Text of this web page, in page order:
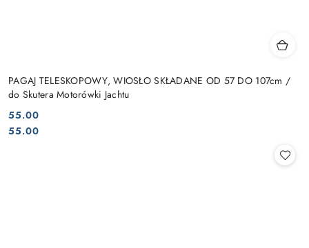
PAGAJ TELESKOPOWY, WIOSŁO SKŁADANE OD 57 DO 107cm /
do Skutera Motorówki Jachtu
Cena:
55.00
Cena:
55.00